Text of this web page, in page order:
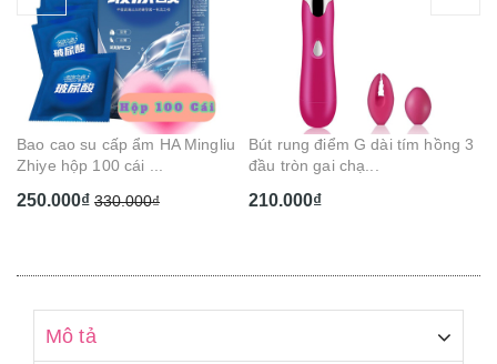
Bút rung điểm G dài tím hồng 3
đầu tròn gai chạ...
210.000₫
Gel bôi trơn hương trái cây 5 vị
Cam Cherry Dâu...
130.000₫
Mô tả